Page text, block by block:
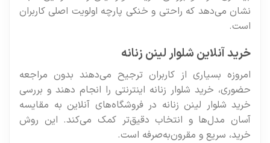
نشان می‌دهد که راحتی و خنکی پارچه اولویت اصلی کاربران
است.
خرید آنلاین شلوار لینن زنانه
امروزه بسیاری از کاربران ترجیح می‌دهند بدون مراجعه
حضوری، خرید شلوار زنانه اینترنتی را انجام دهند و بررسی
خرید شلوار لینن زنانه در فروشگاه‌های آنلاین به مقایسه
آسان مدل‌ها و انتخاب دقیق‌تر کمک می‌کند. این روش
خرید، سریع و مقرون‌به‌صرفه است.